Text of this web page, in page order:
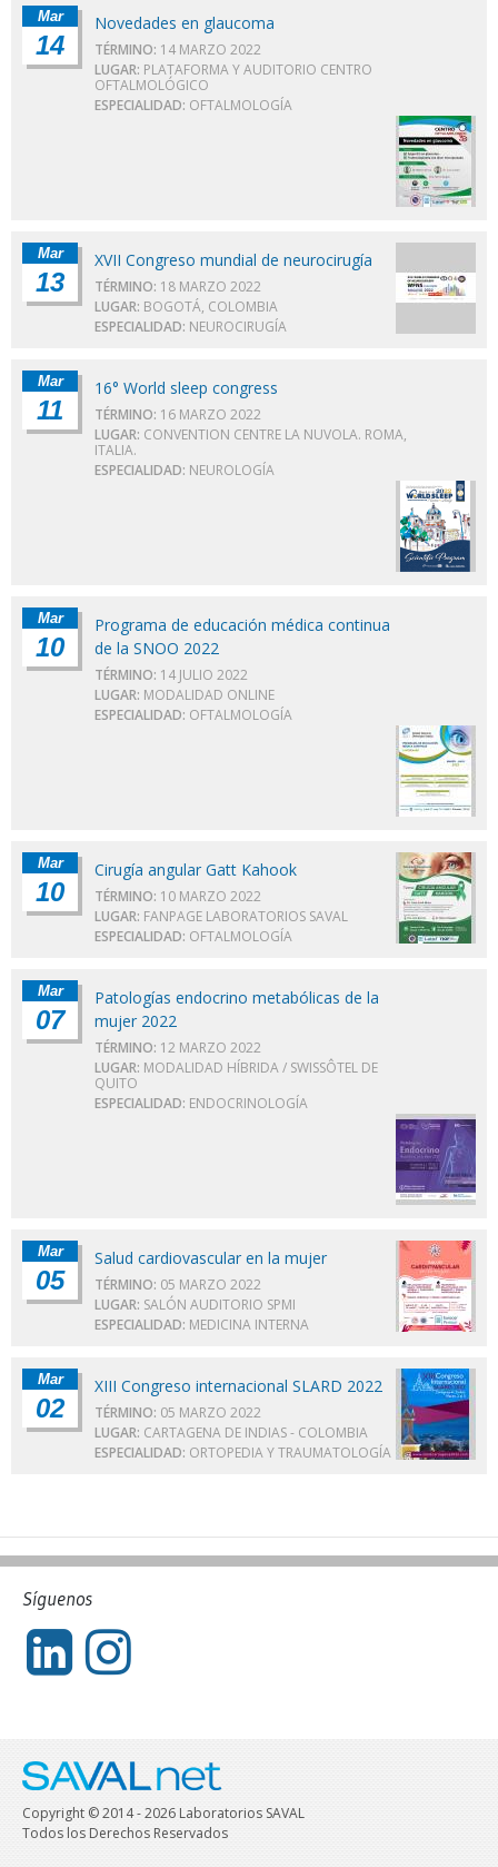
Mar
14
Novedades en glaucoma
TÉRMINO: 14 MARZO 2022
LUGAR: PLATAFORMA Y AUDITORIO CENTRO
OFTALMOLÓGICO
ESPECIALIDAD: OFTALMOLOGÍA
Mar
13
XVII Congreso mundial de neurocirugía
TÉRMINO: 18 MARZO 2022
LUGAR: BOGOTÁ, COLOMBIA
ESPECIALIDAD: NEUROCIRUGÍA
Mar
11
16° World sleep congress
TÉRMINO: 16 MARZO 2022
LUGAR: CONVENTION CENTRE LA NUVOLA. ROMA,
ITALIA.
ESPECIALIDAD: NEUROLOGÍA
Mar
10
Programa de educación médica continua
de la SNOO 2022
TÉRMINO: 14 JULIO 2022
LUGAR: MODALIDAD ONLINE
ESPECIALIDAD: OFTALMOLOGÍA
Mar
10
Cirugía angular Gatt Kahook
TÉRMINO: 10 MARZO 2022
LUGAR: FANPAGE LABORATORIOS SAVAL
ESPECIALIDAD: OFTALMOLOGÍA
Mar
07
Patologías endocrino metabólicas de la
mujer 2022
TÉRMINO: 12 MARZO 2022
LUGAR: MODALIDAD HÍBRIDA / SWISSÔTEL DE
QUITO
ESPECIALIDAD: ENDOCRINOLOGÍA
Mar
05
Salud cardiovascular en la mujer
TÉRMINO: 05 MARZO 2022
LUGAR: SALÓN AUDITORIO SPMI
ESPECIALIDAD: MEDICINA INTERNA
Mar
02
XIII Congreso internacional SLARD 2022
TÉRMINO: 05 MARZO 2022
LUGAR: CARTAGENA DE INDIAS - COLOMBIA
ESPECIALIDAD: ORTOPEDIA Y TRAUMATOLOGÍA
Síguenos
Copyright © 2014 - 2026 Laboratorios SAVAL
Todos los Derechos Reservados